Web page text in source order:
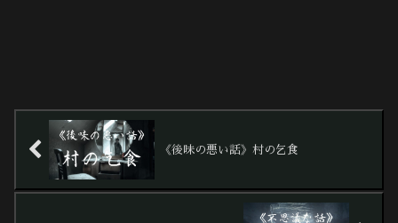
《後味の悪い話》村の乞食